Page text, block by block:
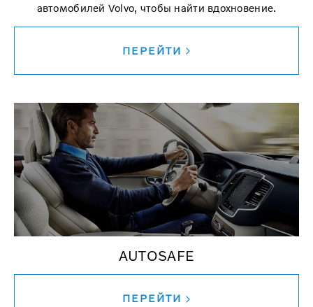
автомобилей Volvo, чтобы найти вдохновение.
ПЕРЕЙТИ
AUTOSAFE
ПЕРЕЙТИ